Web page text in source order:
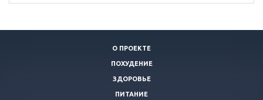
О ПРОЕКТЕ
ПОХУДЕНИЕ
ЗДОРОВЬЕ
ПИТАНИЕ